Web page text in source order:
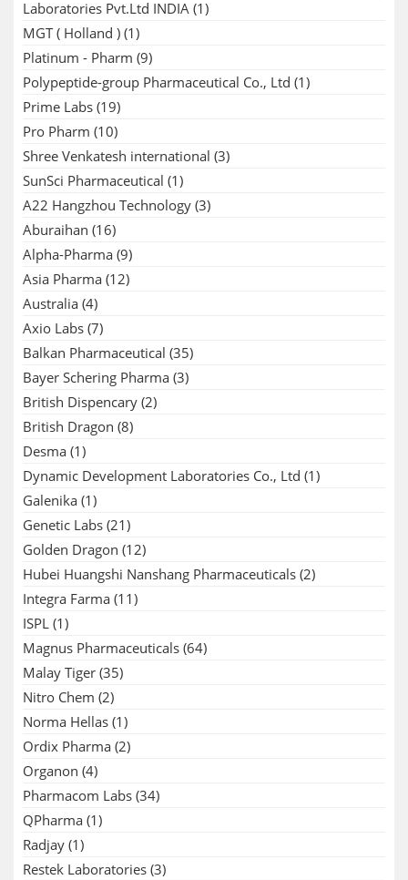
Laboratories Pvt.Ltd INDIA (1)
MGT ( Holland ) (1)
Platinum - Pharm (9)
Polypeptide-group Pharmaceutical Co., Ltd (1)
Prime Labs (19)
Pro Pharm (10)
Shree Venkatesh international (3)
SunSci Pharmaceutical (1)
A22 Hangzhou Technology (3)
Aburaihan (16)
Alpha-Pharma (9)
Asia Pharma (12)
Australia (4)
Axio Labs (7)
Balkan Pharmaceutical (35)
Bayer Schering Pharma (3)
British Dispencary (2)
British Dragon (8)
Desma (1)
Dynamic Development Laboratories Co., Ltd (1)
Galenika (1)
Genetic Labs (21)
Golden Dragon (12)
Hubei Huangshi Nanshang Pharmaceuticals (2)
Integra Farma (11)
ISPL (1)
Magnus Pharmaceuticals (64)
Malay Tiger (35)
Nitro Chem (2)
Norma Hellas (1)
Ordix Pharma (2)
Organon (4)
Pharmacom Labs (34)
QPharma (1)
Radjay (1)
Restek Laboratories (3)